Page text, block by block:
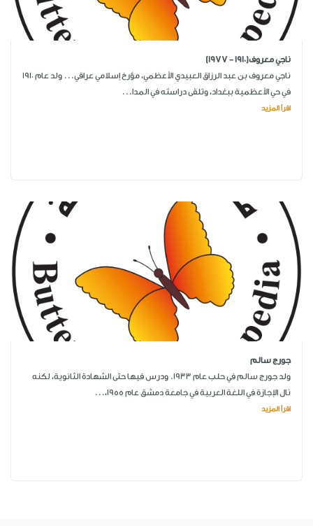
ناجي معروف(1910 - 1977)
ناجي معروف بن عبد الرزاق العبيدي الأعظمي، مؤرخ إسلامي عراقي... ولد عام 1910
في حي الأعظمية ببغداد، وتلقى دراسته في المدا...
اقرأ المزيد
جورج سالم
ولد جورج سالم في حلب عام 1933. ودرس فيها حتى الشهادة الثانوية، لكنه
نال الإجازة في اللغة العربية في جامعة دمشق عام 1955،...
اقرأ المزيد